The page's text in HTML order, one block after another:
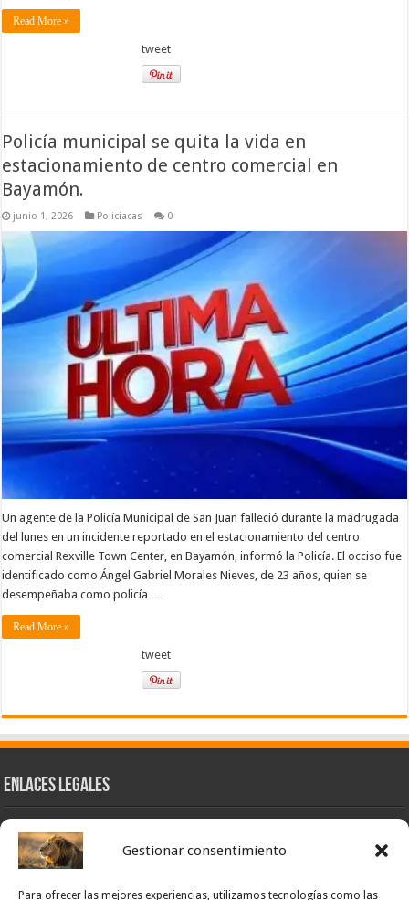
Gestionar consentimiento
Para ofrecer las mejores experiencias, utilizamos tecnologías como las
Read More »
tweet
Policía municipal se quita la vida en
estacionamiento de centro comercial en
Bayamón.
junio 1, 2026 Policiacas 0
Un agente de la Policía Municipal de San Juan falleció durante la madrugada
del lunes en un incidente reportado en el estacionamiento del centro
comercial Rexville Town Center, en Bayamón, informó la Policía. El occiso fue
identificado como Ángel Gabriel Morales Nieves, de 23 años, quien se
desempeñaba como policía …
Read More »
tweet
Enlaces Legales
Nuestra Esencia
Pulso Global